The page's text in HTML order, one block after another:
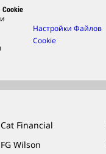
Cookie
Настройки Файлов
Cookie
Cat Financial
FG Wilson